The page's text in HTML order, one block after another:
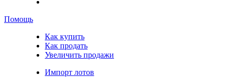
Помощь
Как купить
Как продать
Увеличить продажи
Импорт лотов